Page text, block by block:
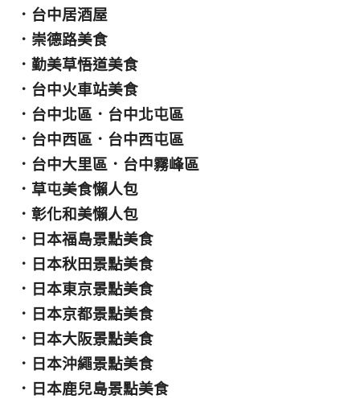
． 台中居酒屋
． 崇德路美食
． 勤美草悟道美食
． 台中火車站美食
． 台中北區 ． 台中北屯區
． 台中西區 ． 台中西屯區
． 台中大里區 ． 台中霧峰區
． 草屯美食懶人包
． 彰化和美懶人包
． 日本福島景點美食
． 日本秋田景點美食
． 日本東京景點美食
． 日本京都景點美食
． 日本大阪景點美食
． 日本沖繩景點美食
． 日本鹿兒島景點美食